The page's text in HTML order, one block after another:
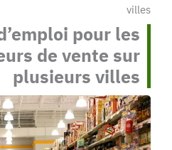
villes
pour les
de vente sur
plusieurs villes